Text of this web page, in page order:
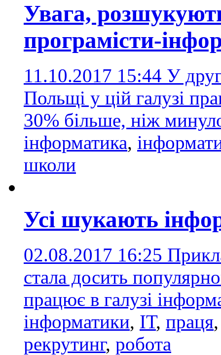
Увага,
програмісти-
11.10.2017 15:44 У
Польщі у цій галузі
30% більше, ніж
інформатика,
школи
Усі шукають
02.08.2017 16:25
стала досить
працює в галузі
інформатики, ІТ, праця
рекрутинг, робота